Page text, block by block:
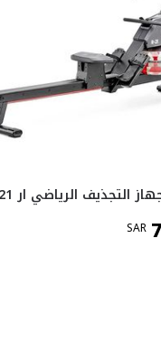
التجذيف الرياضي ار 21
SAR